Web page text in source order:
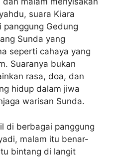
suara Kiara
panggung Gedung
Sunda yang
seperti cahaya yang
Suaranya bukan
rasa, doa, dan
hidup dalam jiwa
warisan Sunda.
di berbagai panggung
malam itu benar-
bintang di langit